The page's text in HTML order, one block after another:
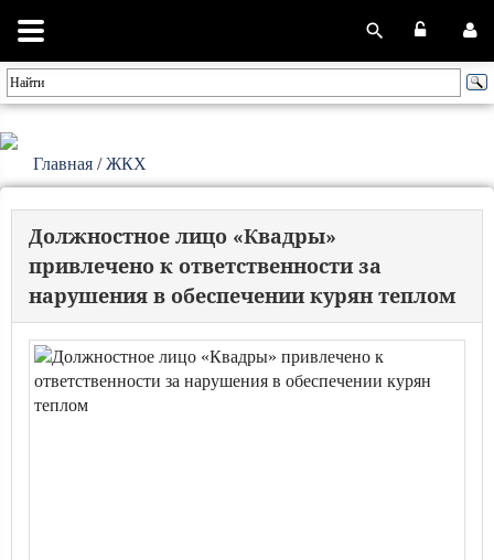
Главная /ЖКХ
Должностное лицо «Квадры»
привлечено к ответственности за
нарушения в обеспечении курян теплом